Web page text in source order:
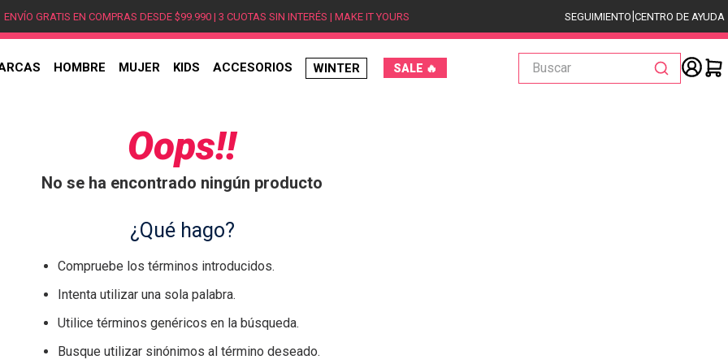
ENVÍO GRATIS EN COMPRAS DESDE $99.990 | 3 CUOTAS SIN INTERÉS | MAKE IT YOURS SEGUIMIENTO|CENTRO DE AYUDA
HOMBRE MUJER KIDS ACCESORIOS WINTER SALE 🔥
Buscar
Oops!!
No se ha encontrado ningún producto
¿Qué hago?
Compruebe los términos introducidos.
Intenta utilizar una sola palabra.
Utilice términos genéricos en la búsqueda.
Busque utilizar sinónimos al término deseado.
2
jordan
3.
mujer
5.
zapatillas
6.
zapatillas jordan
7.
zapatillas hombre
8.
new balance
9. zapatillas nike